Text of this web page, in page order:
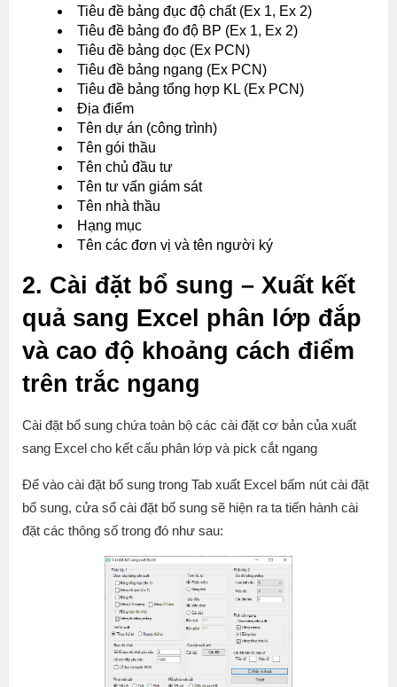
Tiêu đề bảng đục độ chất (Ex 1, Ex 2)
Tiêu đề bảng đo độ BP (Ex 1, Ex 2)
Tiêu đề bảng dọc (Ex PCN)
Tiêu đề bảng ngang (Ex PCN)
Tiêu đề bảng tổng hợp KL (Ex PCN)
Địa điểm
Tên dự án (công trình)
Tên gói thầu
Tên chủ đầu tư
Tên tư vấn giám sát
Tên nhà thầu
Hạng mục
Tên các đơn vị và tên người ký
2. Cài đặt bổ sung – Xuất kết
quả sang Excel phân lớp đắp
và cao độ khoảng cách điểm
trên trắc ngang
Cài đặt bổ sung chứa toàn bộ các cài đặt cơ bản của xuất
sang Excel cho kết cấu phân lớp và pick cắt ngang
Để vào cài đặt bổ sung trong Tab xuất Excel bấm nút cài đặt
bổ sung, cửa sổ cài đặt bổ sung sẽ hiện ra ta tiến hành cài
đặt các thông số trong đó như sau: